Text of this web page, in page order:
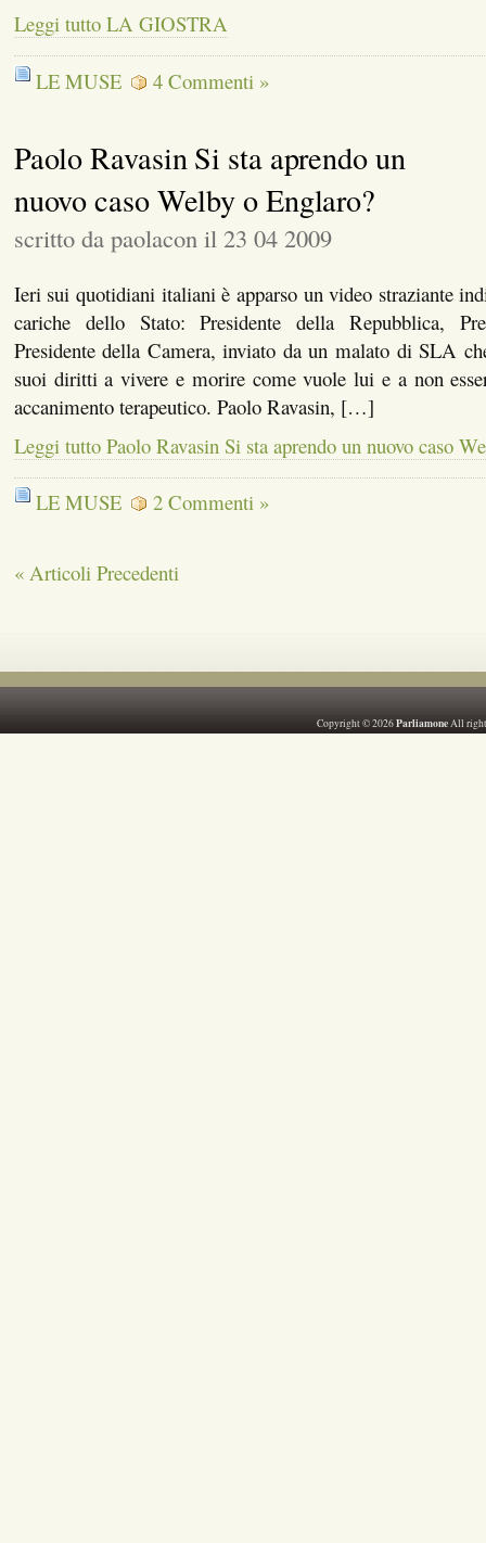
Leggi tutto LA GIOSTRA
LE MUSE 4 Commenti »
Paolo Ravasin Si sta aprendo un
nuovo caso Welby o Englaro?
scritto da paolacon il 23 04 2009
Ieri sui quotidiani italiani è apparso un video straziante
cariche dello Stato: Presidente della Repubblica,
Presidente della Camera, inviato da un malato di SLA
suoi diritti a vivere e morire come vuole lui e a non
accanimento terapeutico. Paolo Ravasin, […]
Leggi tutto Paolo Ravasin Si sta aprendo un nuovo caso
LE MUSE 2 Commenti »
« Articoli Precedenti
Copyright © 2026ParliamoneAll